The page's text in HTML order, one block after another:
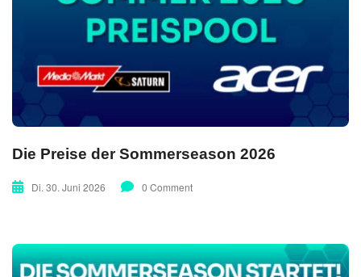
Die Preise der Sommerseason 2026
Di. 30. Juni 2026 0 Comment